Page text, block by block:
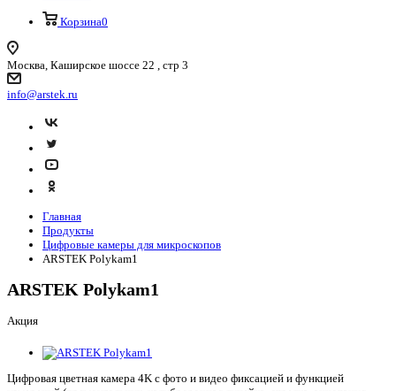
Корзина0
Москва, Каширское шоссе 22 , стр 3
info@arstek.ru
Главная
Продукты
Цифровые камеры для микроскопов
ARSTEK Polykam1
ARSTEK Polykam1
Акция
Цифровая цветная камера 4K с фото и видео фиксацией и функцией